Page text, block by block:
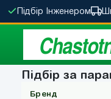
Підбір Інженером
Підбір за
Бренд